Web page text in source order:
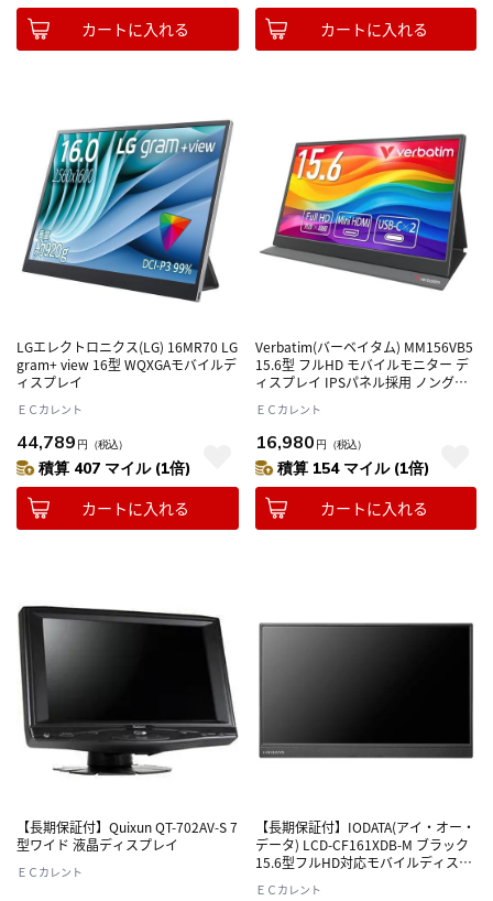
カートに入れる カートに入れる
LGエレクトロニクス(LG) 16MR70 LG
gram+ view 16型 WQXGAモバイルデ
ィスプレイ
ＥＣカレント
44,789 円 （税込）
積算 407 マイル (1倍)
カートに入れる
Verbatim(バーベイタム) MM156VB5
15.6型 フルHD モバイルモニター デ
ィスプレイ IPSパネル採用 ノングレ
ＥＣカレント
16,980 円 （税込）
積算 154 マイル (1倍)
カートに入れる
【長期保証付】Quixun QT-702AV-S 7
型ワイド 液晶ディスプレイ
ＥＣカレント
【長期保証付】IODATA(アイ・オー・
データ) LCD-CF161XDB-M ブラック
15.6型フルHD対応モバイルディスプ
ＥＣカレント